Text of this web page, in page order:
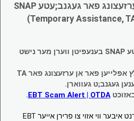
וויכטיגע טוישונגען צו ערזעצונג פאר געגנב;עטע SNAP
און צייטווייליגע הילף (Temporary Assistance, TA)
אפליקאציעס פאר געגנב;טע SNAP בענעפיטן ווערן מער נישט
הויזגעזינדער קענען נאכאלץ אפּלייען פאר אן ערזעצונג פאר TA
געגנב;ט געווארן.
EBT Scam Alert | OTDA
.
באשיצן אייער בענעפיטן לערנט איבער ווי אזוי צו פרירן אייער EBT